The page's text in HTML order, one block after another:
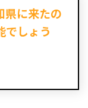
県に来たの
でしょう